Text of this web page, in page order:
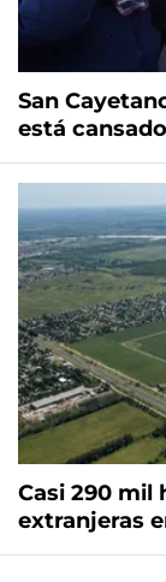
San
está
Casi 290 mil
extranjeras